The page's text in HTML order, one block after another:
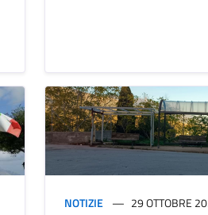
NOTIZIE 29 OTTOBRE